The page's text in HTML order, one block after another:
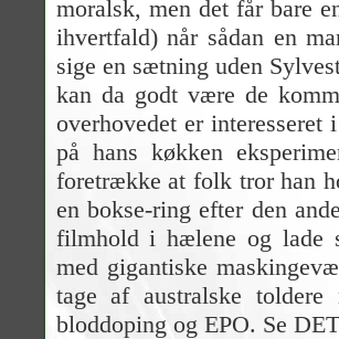
moralsk, men det får bare
ihvertfald) når sådan en
sige en sætning uden
kan da godt være de
overhovedet er
på hans køkken
foretrække at folk tror han
en bokse-ring efter den
filmhold i hælene og lade
med gigantiske
tage af australske
bloddoping og EPO. Se